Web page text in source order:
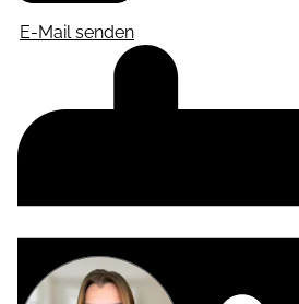
E-Mail senden